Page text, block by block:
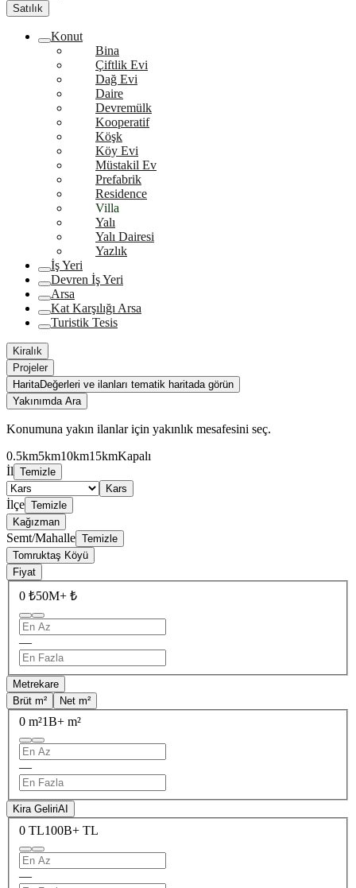
Satılık
Konut
Bina
Çiftlik Evi
Dağ Evi
Daire
Devremülk
Kooperatif
Köşk
Köy Evi
Müstakil Ev
Prefabrik
Residence
Villa
Yalı
Yalı Dairesi
Yazlık
İş Yeri
Devren İş Yeri
Arsa
Kat Karşılığı Arsa
Turistik Tesis
Kiralık
Projeler
HaritaDeğerleri ve ilanları tematik haritada görün
Yakınımda Ara
Konumuna yakın ilanlar için yakınlık mesafesini seç.
0.5km5km10km15kmKapalı
İl Temizle
Kars
İlçe Temizle
Kağızman
Semt/Mahalle Temizle
Tomruktaş Köyü
Fiyat
0 ₺50M+ ₺
—
Metrekare
Brüt m²
Net m²
0 m²1B+ m²
—
Kira GeliriAI
0 TL100B+ TL
—